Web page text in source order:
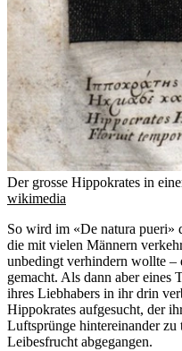
Der grosse Hippokrates in
wikimedia
So wird im «De natura pueri»
die mit vielen Männern
unbedingt verhindern wollte –
gemacht. Als dann aber eines
ihres Liebhabers in ihr drin
Hippokrates aufgesucht, der
Luftsprünge hintereinander
Leibesfrucht abgegangen.